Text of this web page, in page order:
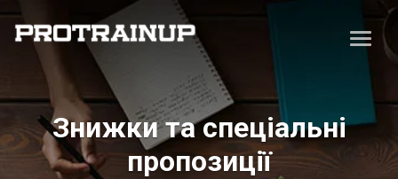
Знижки та спеціальні
пропозиції